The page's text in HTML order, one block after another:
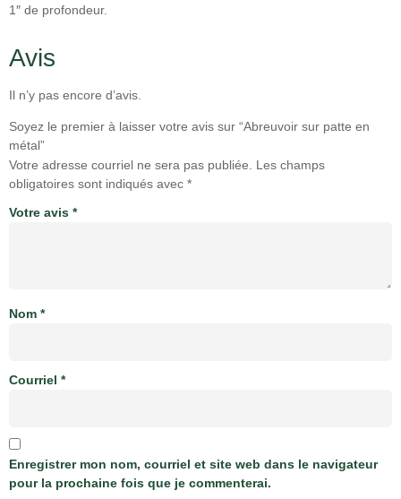
1″ de profondeur.
Avis
Il n’y pas encore d’avis.
Soyez le premier à laisser votre avis sur “Abreuvoir sur patte en
métal”
Votre adresse courriel ne sera pas publiée. Les champs
obligatoires sont indiqués avec *
Votre avis *
Nom *
Courriel *
Enregistrer mon nom, courriel et site web dans le navigateur
pour la prochaine fois que je commenterai.